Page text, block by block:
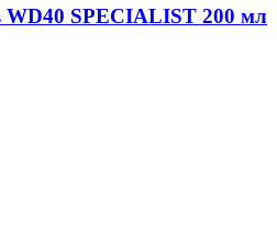
WD40 SPECIALIST 200 мл